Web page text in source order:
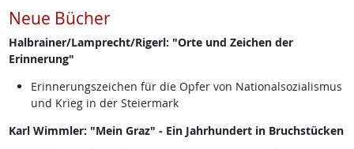
Neue Bücher
Halbrainer/Lamprecht/Rigerl: "Orte und Zeichen der
Erinnerung"
Erinnerungszeichen für die Opfer von Nationalsozialismus
und Krieg in der Steiermark
Karl Wimmler: "Mein Graz" - Ein Jahrhundert in Bruchstücken